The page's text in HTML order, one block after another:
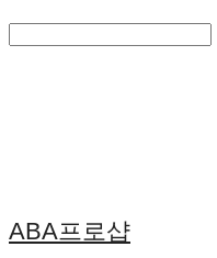
ABA프로샵